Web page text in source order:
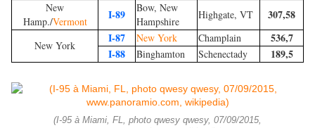
New
Hamp./Vermont I-89
Bow, New
Hampshire
Highgate, VT 307,58
New York
I-87 New York Champlain
536,7
I-88
Binghamton Schenectady 189,5
(I-95 à Miami, FL, photo qwesy qwesy, 07/09/2015,